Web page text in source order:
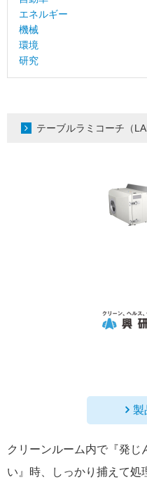
エネルギー
機械
環境
研究
テーブルラミコーチ（
製
クリーンルーム内で『発じ
い』時、しっかり捕えて処